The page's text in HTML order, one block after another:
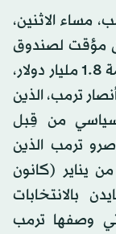
مساء الاثنين،
مؤقت لصندوق
تعويض ضحايا التسليح السياسي، بقيمة 1.8 مليار دولار،
ترمب، الذين
من قِبل
ترمب الذين
يناير (كانون
بايدن بالانتخابات
التي أُجريت عام 2020 والتي وصفها ترمب